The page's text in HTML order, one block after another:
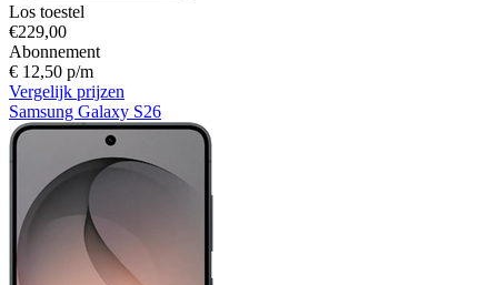
Los toestel
€229,00
Abonnement
€ 12,50 p/m
Vergelijk prijzen
Samsung Galaxy S26